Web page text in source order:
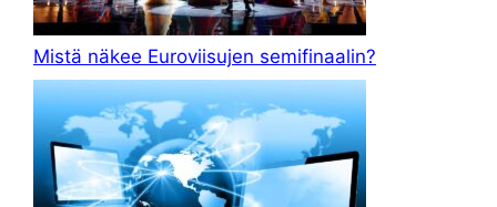
Mistä näkee Euroviisujen semifinaalin?